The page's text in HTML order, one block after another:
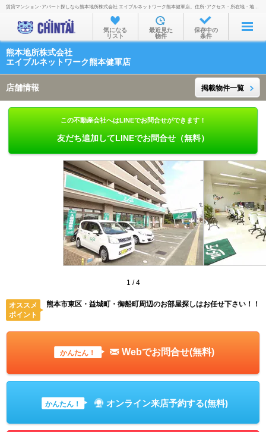
お部屋を探す
沿線・駅から
住所から
通勤通学時間から
物件特集から
TOP
賃貸マンション･アパート探しなら熊本地所株式会社 エイブルネットワーク熊本健軍店。住所･アクセス・所在地・地図・営業時間・定休日・電話番号などを掲載。
気になる
リスト
最近見た
物件
保存中の
条件
熊本地所株式会社
エイブルネットワーク熊本健軍店
店舗情報 掲載物件一覧
この不動産会社へはLINEでお問合せができます！
友だち追加してLINEでお問合せ（無料）
1 /4
オススメ
ポイント
熊本市東区・益城町・御船町周辺のお部屋探しはお任せ下さい！！
かんたん！ Webでお問合せ(無料)
かんたん！ オンライン来店予約する(無料)